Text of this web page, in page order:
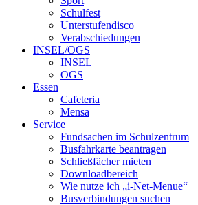
Schulfest
Unterstufendisco
Verabschiedungen
INSEL/OGS
INSEL
OGS
Essen
Cafeteria
Mensa
Service
Fundsachen im Schulzentrum
Busfahrkarte beantragen
Schließfächer mieten
Downloadbereich
Wie nutze ich „i-Net-Menue“
Busverbindungen suchen